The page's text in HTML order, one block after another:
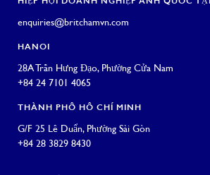
enquiries@britchamvn.com
HANOI
28A Trần Hưng Đạo, Phường Cửa Nam
+84 24 7101 4065
THÀNH PHỐ HỒ CHÍ MINH
G/F 25 Lê Duẩn, Phường Sài Gòn
+84 28 3829 8430